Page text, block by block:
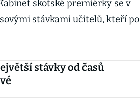
skotské premiérky se v
stávkami učitelů, kteří po
stávky od časů